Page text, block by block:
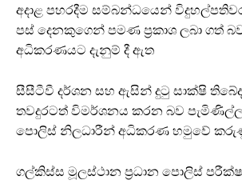
අදාළ පහරදීම සම්බන්ධයෙන්
පස් දෙනකුගෙන් පමණ ප්‍රකාශ ලබා ගත්
අධිකරණයට දැනුම් දී ඇත
සීසීටීවී දර්ශන සහ ඇසින් දුටු සාක්ෂි
තවදුරටත් විමර්ශනය කරන බව
පොලිස් නිලධාරීන් අධිකරණ හමුවේ
ගල්කිස්ස මූලස්ථාන ප්‍රධාන පොලිස්